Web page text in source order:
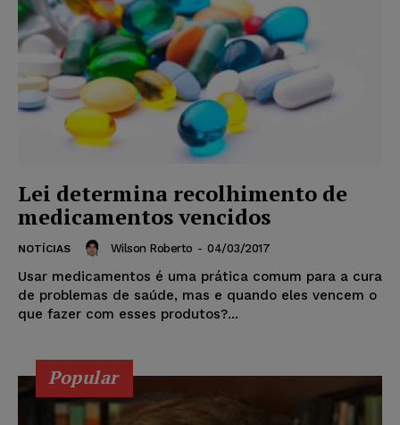
Lei determina recolhimento de
medicamentos vencidos
NOTÍCIAS Wilson Roberto - 04/03/2017
Usar medicamentos é uma prática comum para a cura
de problemas de saúde, mas e quando eles vencem o
que fazer com esses produtos?...
Popular